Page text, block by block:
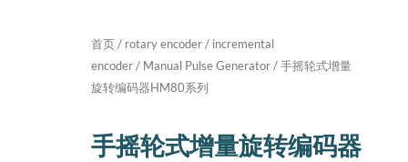
首页/ rotary encoder/ incremental
encoder/ Manual Pulse Generator/ 手摇轮式增量
旋转编码器HM80系列
手摇轮式增量旋转编码器